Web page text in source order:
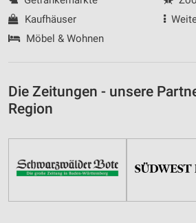
Kaufhäuser
Möbel & Wohnen
Die Zeitungen - unsere
Region